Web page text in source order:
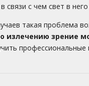
связи с чем свет в
такая проблема
зрение
профессиональные